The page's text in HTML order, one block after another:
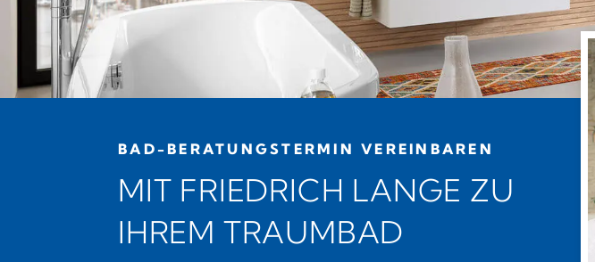
BAD-BERATUNGSTERMIN VEREINBAREN
MIT FRIEDRICH LANGE ZU
IHREM TRAUMBAD